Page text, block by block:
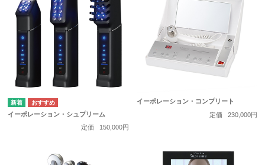
イーポレーション・シュプリーム
定価
150,000円
イーポレーション・コンプリート
定価
230,000円